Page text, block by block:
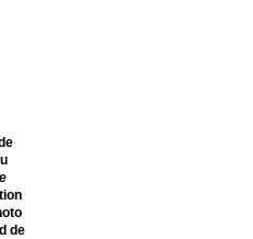
de